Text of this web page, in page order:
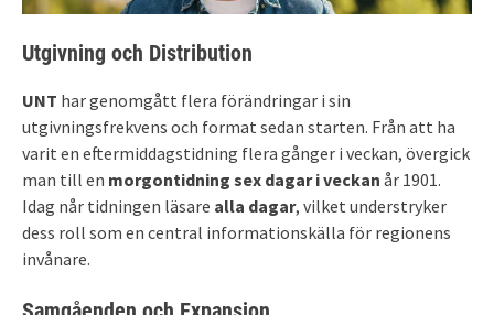
Utgivning och Distribution
UNT har genomgått flera förändringar i sin
utgivningsfrekvens och format sedan starten. Från att ha
varit en eftermiddagstidning flera gånger i veckan, övergick
man till en morgontidning sex dagar i veckan år 1901.
Idag når tidningen läsare alla dagar, vilket understryker
dess roll som en central informationskälla för regionens
invånare.